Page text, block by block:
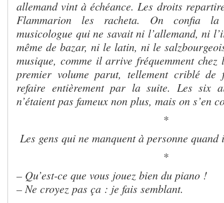
allemand vint à échéance. Les droits
Flammarion les racheta. On confia
musicologue qui ne savait ni l’allemand, ni
même de bazar, ni le latin, ni le
musique, comme il arrive fréquemment chez
premier volume parut, tellement criblé de
refaire entièrement par la suite. Les six
n’étaient pas fameux non plus, mais on s’en
*
Les gens qui ne manquent à personne
*
– Qu’est-ce que vous jouez bien du piano !
– Ne croyez pas ça : je fais semblant.